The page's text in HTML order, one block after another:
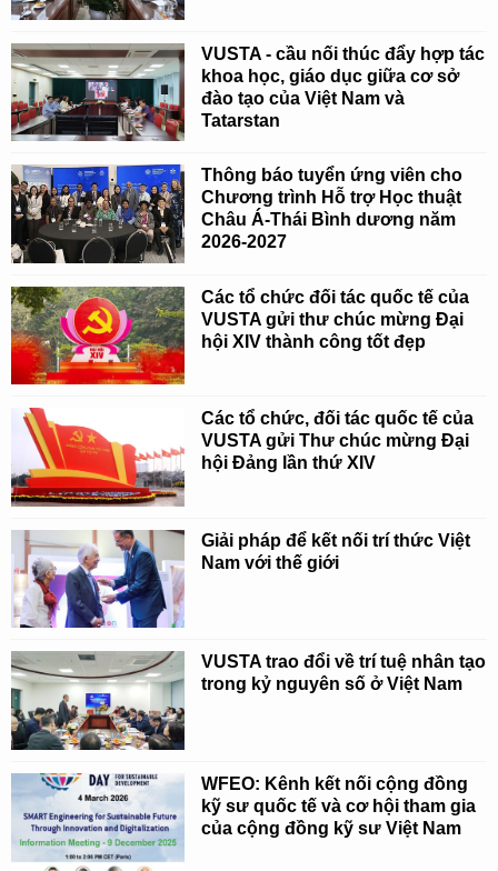
VUSTA - cầu nối thúc đẩy hợp tác
khoa học, giáo dục giữa cơ sở
đào tạo của Việt Nam và
Tatarstan
Thông báo tuyển ứng viên cho
Chương trình Hỗ trợ Học thuật
Châu Á-Thái Bình dương năm
2026-2027
Các tổ chức đối tác quốc tế của
VUSTA gửi thư chúc mừng Đại
hội XIV thành công tốt đẹp
Các tổ chức, đối tác quốc tế của
VUSTA gửi Thư chúc mừng Đại
hội Đảng lần thứ XIV
Giải pháp để kết nối trí thức Việt
Nam với thế giới
VUSTA trao đổi về trí tuệ nhân tạo
trong kỷ nguyên số ở Việt Nam
WFEO: Kênh kết nối cộng đồng
kỹ sư quốc tế và cơ hội tham gia
của cộng đồng kỹ sư Việt Nam